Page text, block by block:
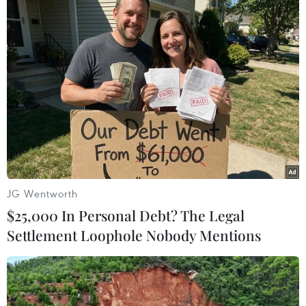
nhắn tin cho bạn bè và người thân, hoặc muốn
đọc thông báocủa ai đó, vì mặc dù điện thoại
không gọi được, nhưng vẫn có thể truy
cậpInternet 3G. Một bài học rút ra từ thực tế này
là chúng ta nên dùng smart phonesđể có thể
truy cập Internet, dùng YM và Facebook. Đó là
những phương tiện duynhất mà chúng tôi đã sử
dụng để giữ liên lạc với gia đình và bạn bè sau
độngđất.
"Vì phần lớn các tuyến tầu điện nội đô không
hoạt động, nhiều người phảiđi bộ về nhà hoặc
không thể về được nhà, nên các cở sở công cộng
đều mở cửa quađêm để mọi người có chỗ nghỉ
chân, nghỉ qua đêm hay có thể dùng toilet.
JG Wentworth
$25,000 In Personal Debt? The Legal
Settlement Loophole Nobody Mentions